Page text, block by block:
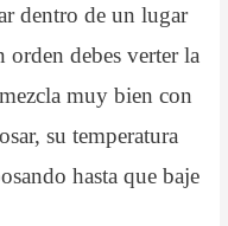
dentro de un lugar
debes verter la
muy bien con
su temperatura
hasta que baje